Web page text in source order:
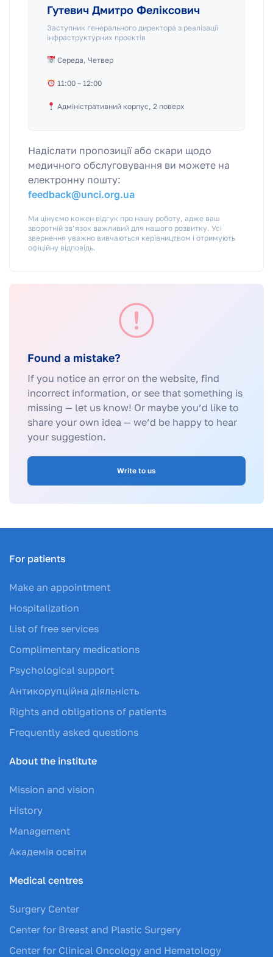
Гутевич Дмитро Феліксович
Заступник генерального директора з реалізації
інфраструктурних проектів
Середа, Четвер
11:00 – 12:00
Адміністративний корпус, 2 поверх
Надіслати пропозиції або скари щодо
медичного обслуговування ви можете на
електронну пошту:
feedback@unci.org.ua
Ми цінуємо кожен відгук про нашу роботу, адже ваш
зворотній зв’язок важливий для нашого розвитку. Усі
звернення уважно вивчаються керівництвом і отримують
офіційну відповідь.
Found a mistake?
If you notice an error on the website, find
incorrect information, or see that something is
missing — let us know! Or maybe you’d like to
share your own idea — we’d be happy to hear
your suggestion.
Write to us
For patients
Make an appointment
Hospitalization
List of free services
Complimentary medications
Psychological support
Антикорупційна діяльність
Rights and obligations of patients
Frequently asked questions
About the institute
Mission and vision
History
Management
Академія освіти
Medical centres
Surgery Center
Center for Breast and Plastic Surgery
Center for Clinical Oncology and Hematology